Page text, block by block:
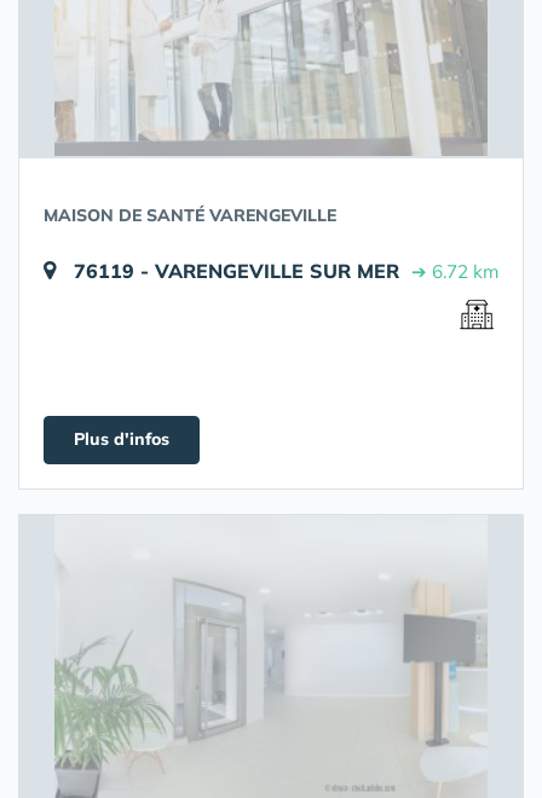
MAISON DE SANTÉ VARENGEVILLE
76119 - VARENGEVILLE SUR MER ➔ 6.72 km
Plus d'infos